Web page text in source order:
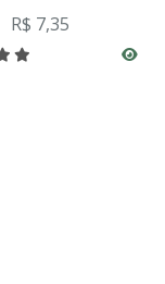
R$ 7,35